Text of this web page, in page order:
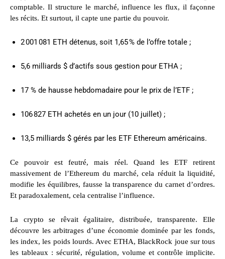
comptable. Il structure le marché, influence les flux, il façonne
les récits. Et surtout, il capte une partie du pouvoir.
2 001 081 ETH détenus, soit 1,65 % de l’offre totale ;
5,6 milliards $ d’actifs sous gestion pour ETHA ;
17 % de hausse hebdomadaire pour le prix de l’ETF ;
106 827 ETH achetés en un jour (10 juillet) ;
13,5 milliards $ gérés par les ETF Ethereum américains.
Ce pouvoir est feutré, mais réel. Quand les ETF retirent
massivement de l’Ethereum du marché, cela réduit la liquidité,
modifie les équilibres, fausse la transparence du carnet d’ordres.
Et paradoxalement, cela centralise l’influence.
La crypto se rêvait égalitaire, distribuée, transparente. Elle
découvre les arbitrages d’une économie dominée par les fonds,
les index, les poids lourds. Avec ETHA, BlackRock joue sur tous
les tableaux : sécurité, régulation, volume et contrôle implicite.